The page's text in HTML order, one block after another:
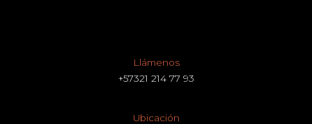
Llámenos
+57321 214 77 93
Ubicación